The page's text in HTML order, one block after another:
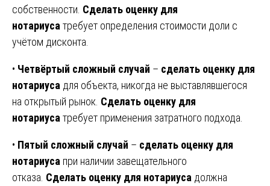
собственности. Сделать оценку для
нотариуса требует определения стоимости доли с
учётом дисконта.
• Четвёртый сложный случай – сделать оценку для
нотариуса для объекта, никогда не выставлявшегося
на открытый рынок. Сделать оценку для
нотариуса требует применения затратного подхода.
• Пятый сложный случай – сделать оценку для
нотариуса при наличии завещательного
отказа. Сделать оценку для нотариуса должна